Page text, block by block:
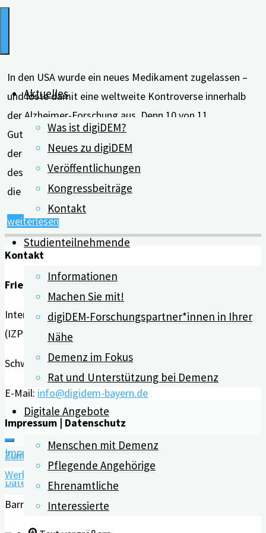
Aktuelles
Was ist digiDEM?
Neues zu digiDEM
Veröffentlichungen
Kongressbeiträge
Kontakt
Studienteilnehmende
Informationen
Machen Sie mit!
digiDEM-Forschungspartner*innen in Ihrer
Nähe
Demenz im Fokus
Rat und Unterstützung bei Demenz
Digitale Angebote
Menschen mit Demenz
Pflegende Angehörige
Ehrenamtliche
Interessierte
In den USA wurde ein neues Medikament zugelassen –
und löste damit eine weltweite Kontroverse innerhalb
der Alzheimer-Forschung aus. Denn 10 von 11
Gutachter*innen haben das Medikament zur Behandlung
der Alzheimer-Erkrankung abgelehnt. Die Demenzgruppe
des Cochrane Instituts gibt einen kurzen Überblick über
die Beweislage von Aducanumab. Lange Zeit gab es …
weiterlesen"Kontroverse
über
Medikament
gegen
Alzheimer"
Kontakt
Friedrich-Alexander-Universität Erlangen-Nürnberg
Interdisziplinäres Zentrum für HTA und Public Health
(IZPH)
Schwabachanlage 6 | 91054 Erlangen
E-Mail: info@digidem-bayern.de
Impressum | Datenschutz
Impressum
Datenschutz
Zum Inhalt springen
Werkzeugleiste öffnen
Barrierefreiheit Werkzeuge